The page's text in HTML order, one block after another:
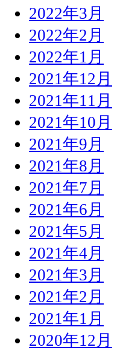
2022年3月
2022年2月
2022年1月
2021年12月
2021年11月
2021年10月
2021年9月
2021年8月
2021年7月
2021年6月
2021年5月
2021年4月
2021年3月
2021年2月
2021年1月
2020年12月